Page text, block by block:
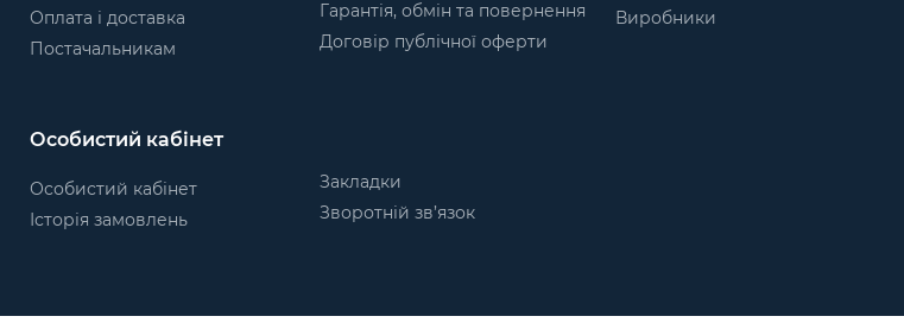
Оплата і доставка
Постачальникам
Гарантія, обмін та повернення
Договір публічної оферти
Виробники
Особистий кабінет
Особистий кабінет
Історія замовлень
Закладки
Зворотній зв’язок